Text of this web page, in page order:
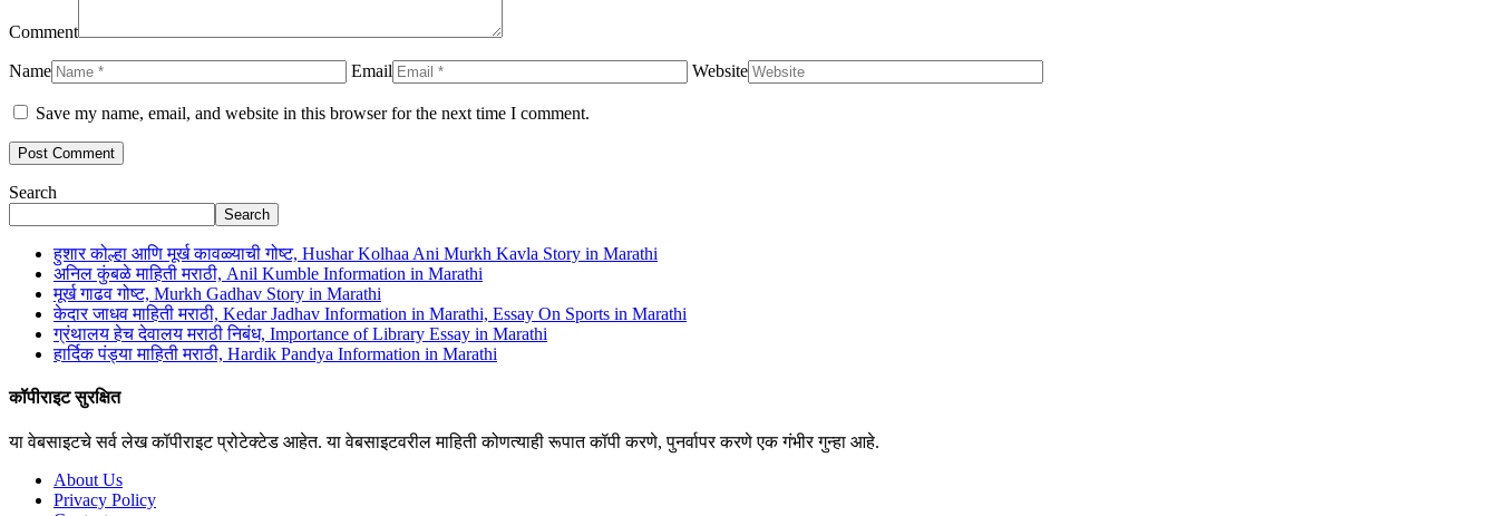
Comment
Name Email Website
Save my name, email, and website in this browser for the next time I comment.
Search
Search
हुशार कोल्हा आणि मूर्ख कावळ्याची गोष्ट, Hushar Kolhaa Ani Murkh Kavla Story in Marathi
अनिल कुंबळे माहिती मराठी, Anil Kumble Information in Marathi
मूर्ख गाढव गोष्ट, Murkh Gadhav Story in Marathi
केदार जाधव माहिती मराठी, Kedar Jadhav Information in Marathi, Essay On Sports in Marathi
ग्रंथालय हेच देवालय मराठी निबंध, Importance of Library Essay in Marathi
हार्दिक पंड्या माहिती मराठी, Hardik Pandya Information in Marathi
कॉपीराइट सुरक्षित
या वेबसाइटचे सर्व लेख कॉपीराइट प्रोटेक्टेड आहेत. या वेबसाइटवरील माहिती कोणत्याही रूपात कॉपी करणे, पुनर्वापर करणे एक गंभीर गुन्हा आहे.
About Us
Privacy Policy